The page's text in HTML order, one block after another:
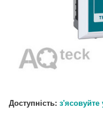
Доступність: